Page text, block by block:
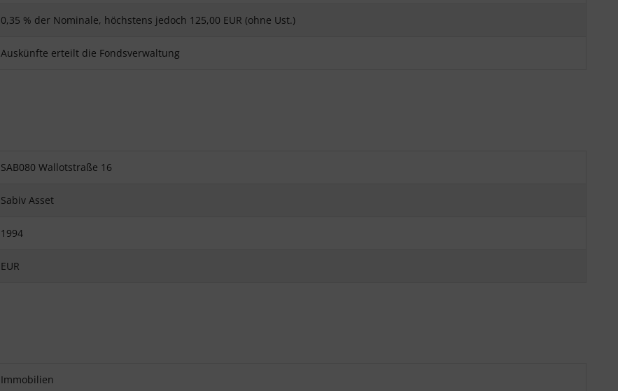
0,35 % der Nominale, höchstens jedoch 125,00 EUR (ohne Ust.)
Auskünfte erteilt die Fondsverwaltung
SAB080 Wallotstraße 16
Sabiv Asset
1994
EUR
Immobilien